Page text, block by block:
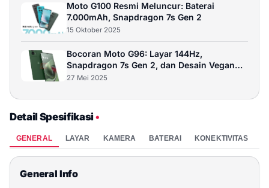
Moto G100 Resmi Meluncur: Baterai
7.000mAh, Snapdragon 7s Gen 2
15 Oktober 2025
Bocoran Moto G96: Layar 144Hz,
Snapdragon 7s Gen 2, dan Desain Vegan
Leather
27 Mei 2025
Detail Spesifikasi•
GENERAL LAYAR KAMERA BATERAI KONEKTIVITAS
General Info